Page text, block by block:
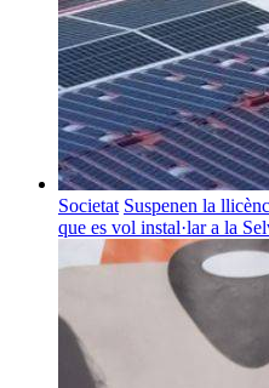
Societat Suspenen la
que es vol instal·lar a la